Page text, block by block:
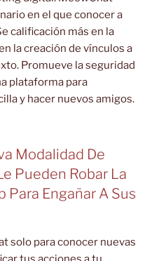
en el que conocer a
calificación más en la
la creación de vínculos a
Promueve la seguridad
plataforma para
y hacer nuevos amigos.
Modalidad De
Pueden Robar La
Para Engañar A Sus
solo para conocer nuevas